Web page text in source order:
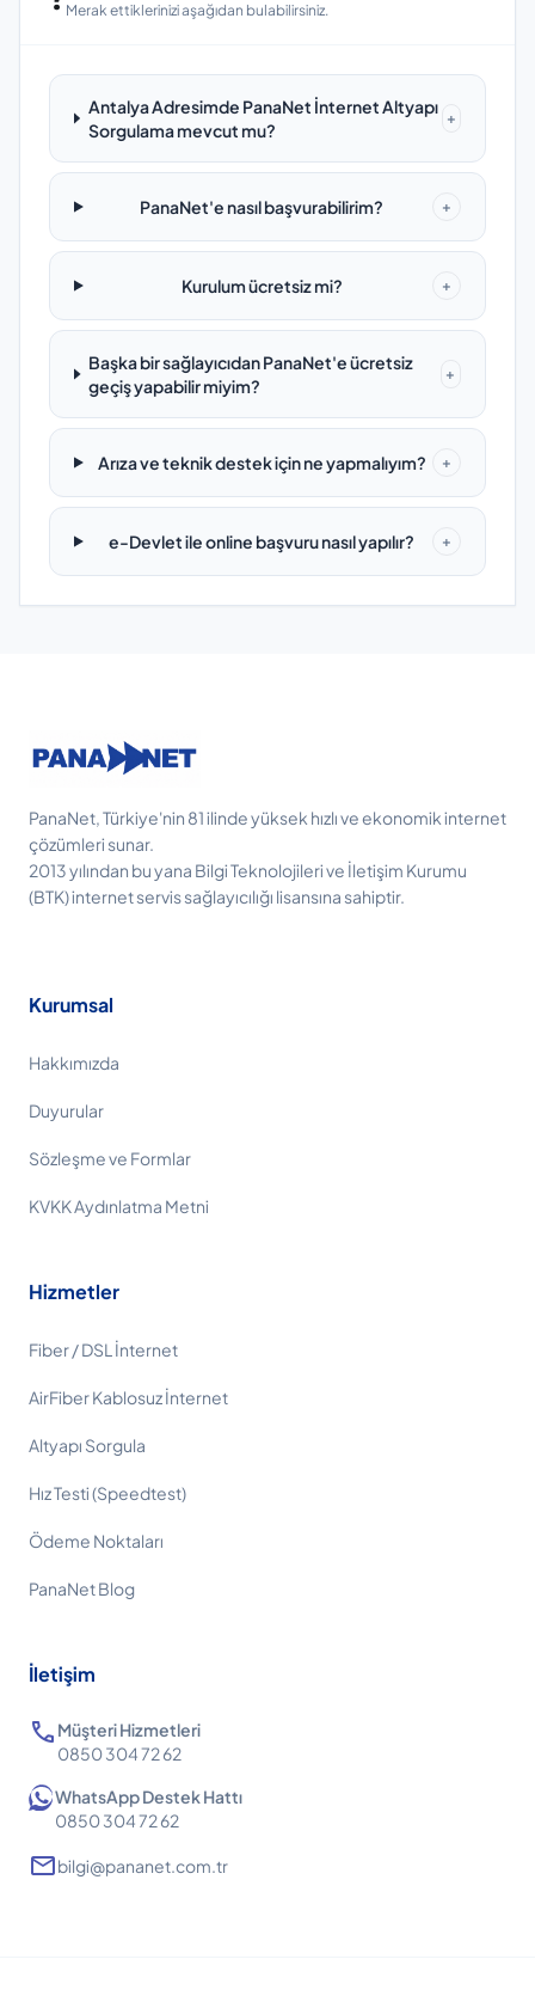
Merak ettiklerinizi aşağıdan bulabilirsiniz.
Antalya Adresimde PanaNet İnternet Altyapı
Sorgulama mevcut mu?
+
PanaNet'e nasıl başvurabilirim? +
Kurulum ücretsiz mi? +
Başka bir sağlayıcıdan PanaNet'e ücretsiz
geçiş yapabilir miyim?
+
Arıza ve teknik destek için ne yapmalıyım? +
e-Devlet ile online başvuru nasıl yapılır? +
PanaNet, Türkiye'nin 81 ilinde yüksek hızlı ve ekonomik internet
çözümleri sunar.
2013 yılından bu yana Bilgi Teknolojileri ve İletişim Kurumu
(BTK) internet servis sağlayıcılığı lisansına sahiptir.
Kurumsal
Hakkımızda
Duyurular
Sözleşme ve Formlar
KVKK Aydınlatma Metni
Hizmetler
Fiber / DSL İnternet
AirFiber Kablosuz İnternet
Altyapı Sorgula
Hız Testi (Speedtest)
Ödeme Noktaları
PanaNet Blog
İletişim
call Müşteri Hizmetleri
0850 304 72 62
WhatsApp Destek Hattı
0850 304 72 62
mailbilgi@pananet.com.tr